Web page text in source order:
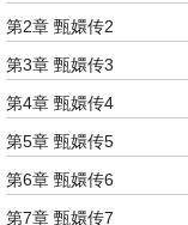
第2章 甄嬛传2
第3章 甄嬛传3
第4章 甄嬛传4
第5章 甄嬛传5
第6章 甄嬛传6
第7章 甄嬛传7